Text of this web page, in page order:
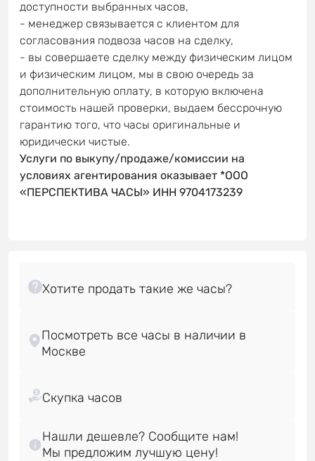
доступности выбранных часов,
- менеджер связывается с клиентом для
согласования подвоза часов на сделку,
- вы совершаете сделку между физическим лицом
и физическим лицом, мы в свою очередь за
дополнительную оплату, в которую включена
стоимость нашей проверки, выдаем бессрочную
гарантию того, что часы оригинальные и
юридически чистые.
Услуги по выкупу/продаже/комиссии на
условиях агентирования оказывает *ООО
«ПЕРСПЕКТИВА ЧАСЫ» ИНН 9704173239
Посмотреть все часы в наличии в
Нашли дешевле? Сообщите нам!
Мы предложим лучшую цену!